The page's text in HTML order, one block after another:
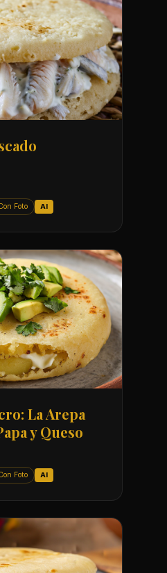
Foto AI
La Arepa
y Queso
Foto AI